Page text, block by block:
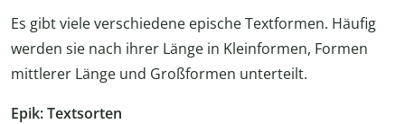
Es gibt viele verschiedene epische Textformen. Häufig
werden sie nach ihrer Länge in Kleinformen, Formen
mittlerer Länge und Großformen unterteilt.
Epik: Textsorten